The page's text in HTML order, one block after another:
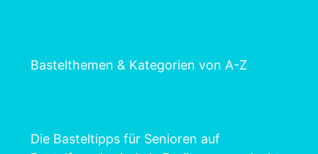
Bastelthemen & Kategorien von A-Z
Die Basteltipps für Senioren auf